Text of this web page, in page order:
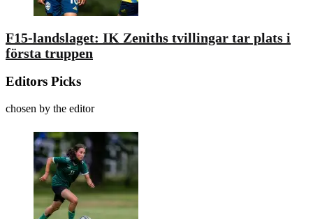
F15-landslaget: IK Zeniths tvillingar tar plats i
första truppen
Editors Picks
chosen by the editor